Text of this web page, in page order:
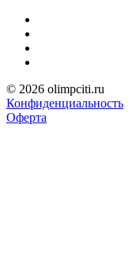
© 2026 olimpciti.ru
Конфиденциальность
Оферта